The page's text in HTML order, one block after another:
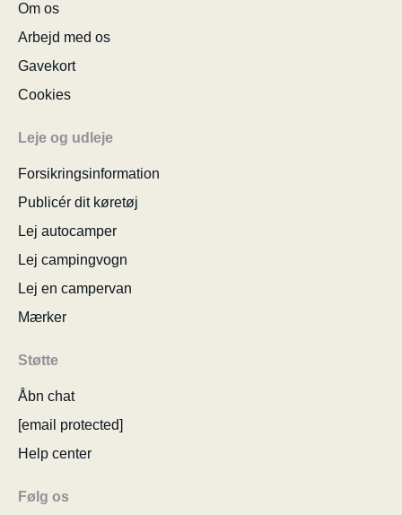
Om os
Arbejd med os
Gavekort
Cookies
Leje og udleje
Forsikringsinformation
Publicér dit køretøj
Lej autocamper
Lej campingvogn
Lej en campervan
Mærker
Støtte
Åbn chat
[email protected]
Help center
Følg os